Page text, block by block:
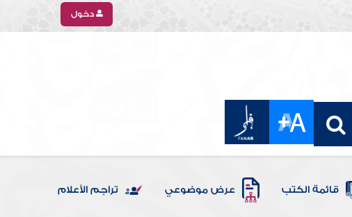
دخول
قائمة الكتب عرض موضوعي تراجم الأعلام